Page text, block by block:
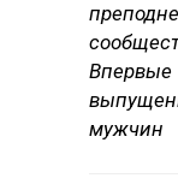
мужчин